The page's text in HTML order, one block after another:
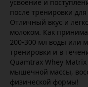
усвоение и
после тренировки
Отличный вкус и
молоком. Как
200-300 мл воды или
тренировки и в
Quamtrax Whey
мышечной массы,
физической формы!